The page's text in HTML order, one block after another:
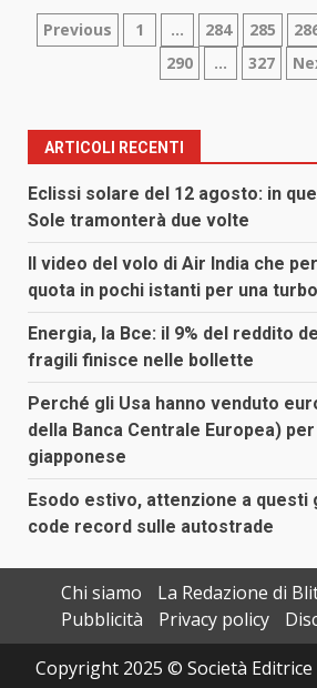
Paginazione
articoli
Previous 1 … 284 285
290
… 327
ARTICOLI RECENTI
Eclissi solare del 12 agosto: in
Sole tramonterà due volte
Il video del volo di Air India che
quota in pochi istanti per una
Energia, la Bce: il 9% del reddito
fragili finisce nelle bollette
Perché gli Usa hanno venduto
della Banca Centrale Europea)
giapponese
Esodo estivo, attenzione a questi
code record sulle autostrade
Chi siamo
La Redazione di
Pubblicità
Privacy policy
Copyright 2025 © Società Editrice